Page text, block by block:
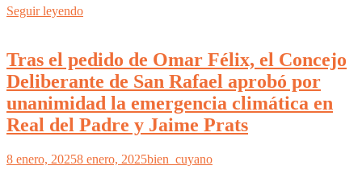
Seguir leyendo
Tras el pedido de Omar Félix, el Concejo
Deliberante de San Rafael aprobó por
unanimidad la emergencia climática en
Real del Padre y Jaime Prats
8 enero, 20258 enero, 2025bien_cuyano